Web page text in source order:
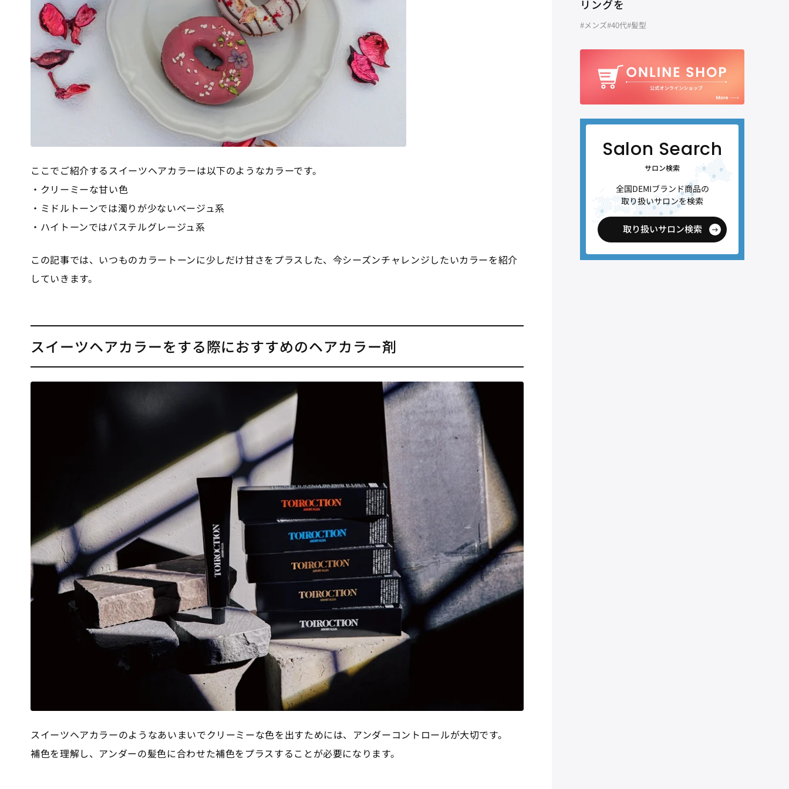
ここでご紹介するスイーツヘアカラーは以下のようなカラーです。
・クリーミーな甘い色
・ミドルトーンでは濁りが少ないベージュ系
・ハイトーンではパステルグレージュ系
この記事では、いつものカラートーンに少しだけ甘さをプラスした、今シーズンチャレンジしたいカラーを紹介
していきます。
スイーツヘアカラーをする際におすすめのヘアカラー剤
スイーツヘアカラーのようなあいまいでクリーミーな色を出すためには、アンダーコントロールが大切です。
補色を理解し、アンダーの髪色に合わせた補色をプラスすることが必要になります。
リングを
#メンズ#40代#髪型
サロン検索
全国DEMIブランド商品の
取り扱いサロンを検索
取り扱いサロン検索